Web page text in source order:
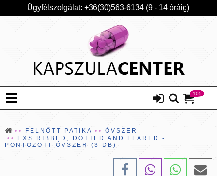
Ügyfélszolgálat: +36(30)563-6134 (9 - 14 óráig)
105
FELNŐTT PATIKA
ÓVSZER
EXS RIBBED, DOTTED AND FLARED -
PONTOZOTT ÓVSZER (3 DB)